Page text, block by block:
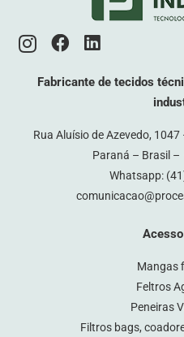
Fabricante de tecidos
Rua Aluísio de Azevedo,
Paraná – Brasil –
Whatsapp:
Mangas
Feltros
Peneiras
Filtros bags,